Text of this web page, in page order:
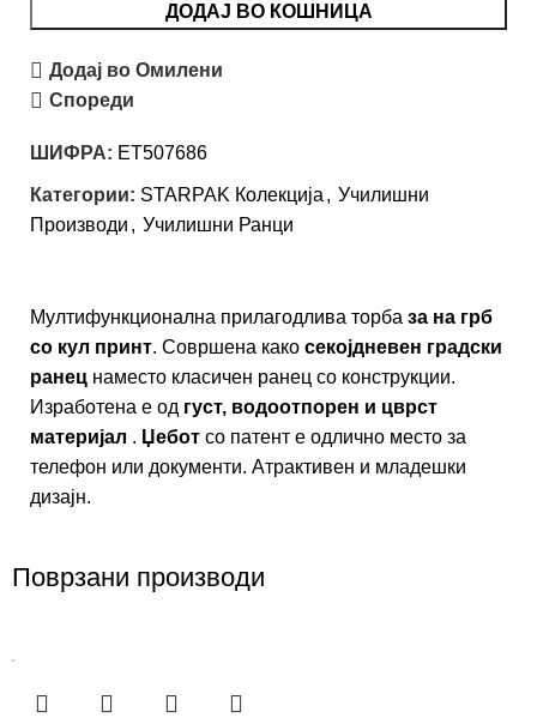
ДОДАЈ ВО КОШНИЦА
Додај во Омилени
Спореди
ШИФРА: ET507686
Категории: STARPAK Колекција , Училишни
Производи , Училишни Ранци
Мултифункционална прилагодлива торба за на грб
со кул принт. Совршенa како секојдневен градски
ранец наместо класичен ранец со конструкции.
Изработена е од густ, водоотпорен и цврст
материјал . Џебот со патент е одлично место за
телефон или документи. Атрактивен и младешки
дизајн.
Поврзани производи